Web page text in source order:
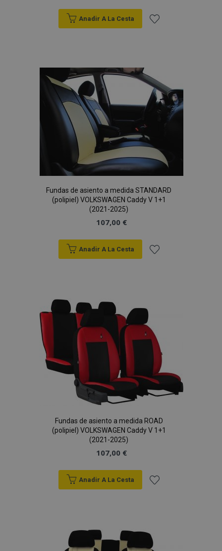
Anadir A La Cesta
Lista
de
Deseos
Fundas de asiento a medida STANDARD
(polipiel) VOLKSWAGEN Caddy V 1+1
(2021-2025)
107,00 €
Anadir A La Cesta
Lista
de
Deseos
Fundas de asiento a medida ROAD
(polipiel) VOLKSWAGEN Caddy V 1+1
(2021-2025)
107,00 €
Anadir A La Cesta
Lista